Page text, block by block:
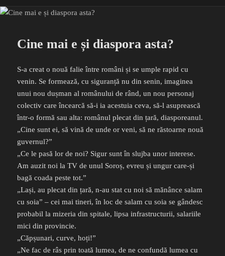
Cine mai e și diaspora asta?
S-a creat o nouă falie între români și se umple rapid cu
venin. Se formează, cu siguranță nu din senin, imaginea
unui nou dușman al românului de rând, un nou personaj
colectiv care încearcă să-i ia acestuia ceva, să-l asuprească
într-o formă sau alta: românul plecat din țară, diasporeanul.
„Cine sunt ei, să vină de unde or veni, să ne răstoarne nouă
guvernul?”
„Ce le pasă lor de noi? Sigur sunt în slujba unor interese.
Am auzit noi la TV de unul Soroș, evreu și ungur care-și
bagă coada peste tot.”
„Lași, au plecat din țară, n-au stat cu noi să mănânce salam
cu soia” – cei mai tineri, în loc de salam cu soia se gândesc
probabil la mizeria din spitale, lipsa infrastructurii, salariile
mici din provincie.
„Căpșunari, curve, hoți!”
„Ne fac de râs prin toată lumea, de ne confundă lumea cu